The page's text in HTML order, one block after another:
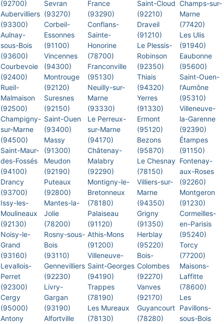
(92700)
Aubervilliers
(93300)
Aulnay-
sous-Bois
(93600)
Courbevoie
(92400)
Rueil-
Malmaison
(92500)
Champigny-
sur-Marne
(94500)
Saint-Maur-
des-Fossés
(94100)
Drancy
(93700)
Issy-les-
Moulineaux
(92130)
Noisy-le-
Grand
(93160)
Levallois-
Perret
(92300)
Cergy
(95000)
Antony
Sevran
(93270)
Corbeil-
Essonnes
(91100)
Vincennes
(94300)
Montrouge
(92120)
Suresnes
(92150)
Saint-Ouen
(93400)
Massy
(91300)
Meudon
(92190)
Puteaux
(92800)
Mantes-la-
Jolie
(78200)
Rosny-sous-
Bois
(93110)
Gennevilliers
(92230)
Livry-
Gargan
(93190)
Alfortville
France
(93290)
Conflans-
Sainte-
Honorine
(78700)
Franconville
(95130)
Neuilly-sur-
Marne
(93330)
Le Perreux-
sur-Marne
(94170)
Châtenay-
Malabry
(92290)
Montigny-le-
Bretonneux
(78180)
Palaiseau
(91120)
Athis-Mons
(91200)
Villeneuve-
Saint-Georges
(94190)
Trappes
(78190)
Les Mureaux
(78130)
Saint-Cloud
(92210)
Draveil
(91210)
Le Plessis-
Robinson
(92350)
Thiais
(94320)
Yerres
(91330)
Ermont
(95120)
Bezons
(95870)
Le Chesnay
(78150)
Villiers-sur-
Marne
(94350)
Grigny
(91350)
Herblay
(95220)
Bois-
Colombes
(92270)
Vanves
(92170)
Guyancourt
(78280)
Champs-sur-
Marne
(77420)
Les Ulis
(91940)
Eaubonne
(95600)
Saint-Ouen-
l'Aumône
(95310)
Villeneuve-
la-Garenne
(92390)
Étampes
(91150)
Fontenay-
aux-Roses
(92260)
Montgeron
(91230)
Cormeilles-
en-Parisis
(95240)
Torcy
(77200)
Maisons-
Laffitte
(78600)
Les
Pavillons-
sous-Bois